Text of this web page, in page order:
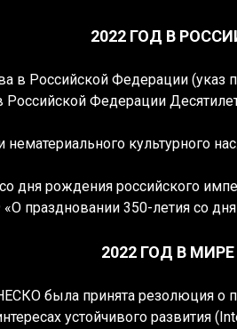
2022 ГОД В
в Российской Федерации
Федерации
нематериального культурного
дня рождения российского
праздновании 350-летия со
2022 ГОД В МИРЕ
была принята резолюция о
устойчивого развития